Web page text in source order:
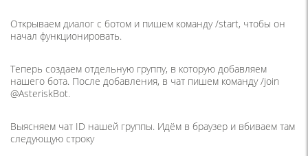
Открываем диалог с ботом и пишем команду /start, чтобы он
начал функционировать.
Теперь создаем отдельную группу, в которую добавляем
нашего бота. После добавления, в чат пишем команду /join
@AsteriskBot.
Выясняем чат ID нашей группы. Идём в браузер и вбиваем там
следующую строку